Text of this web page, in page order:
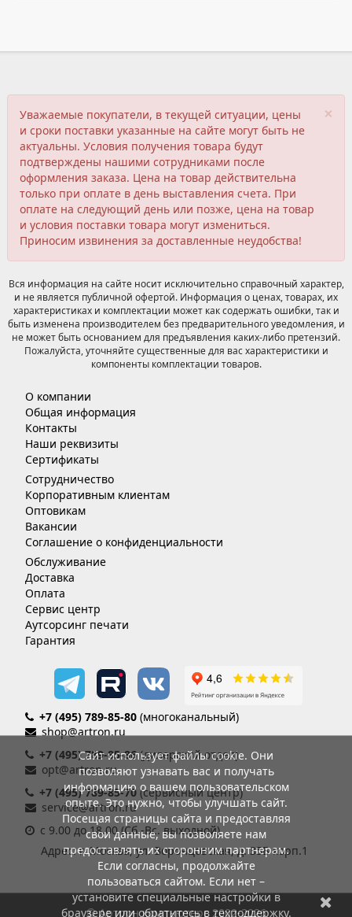
×
Уважаемые покупатели, в текущей ситуации, цены
и сроки поставки указанные на сайте могут быть не
актуальны. Условия получения товара будут
подтверждены нашими сотрудниками после
оформления заказа. Цена на товар действительна
только при оплате в день выставления счета. При
оплате на следующий день или позже, цена на товар
и условия поставки товара могут измениться.
Приносим извинения за доставленные неудобства!
Вся информация на сайте носит исключительно справочный характер,
и не является публичной офертой. Информация о ценах, товарах, их
характеристиках и комплектации может как содержать ошибки, так и
быть изменена производителем без предварительного уведомления, и
не может быть основанием для предъявления каких-либо претензий.
Пожалуйста, уточняйте существенные для вас характеристики и
компоненты комплектации товаров.
О компании
Общая информация
Контакты
Наши реквизиты
Сертификаты
Сотрудничество
Корпоративным клиентам
Оптовикам
Вакансии
Соглашение о конфиденциальности
Обслуживание
Доставка
Оплата
Сервис центр
Аутсорсинг печати
Гарантия
+7 (495) 789-85-80 (многоканальный)
shop@artron.ru
+7 (495) 789-85-86(дилерский отдел)
opt@artron.ru
+7 (495) 789-85-70 (сервисный центр)
service@artron.ru
с 9.00 до 18.00 (Сб.-Вс. выходной)
Адрес: г. Москва, ул. Воронцовская, д. 35Б корп.1
© Артрон компьютерс 2002-2026
Сайт использует файлы cookie. Они
позволяют узнавать вас и получать
информацию о вашем пользовательском
опыте. Это нужно, чтобы улучшать сайт.
Посещая страницы сайта и предоставляя
свои данные, вы позволяете нам
предоставлять их сторонним партнерам.
Если согласны, продолжайте
пользоваться сайтом. Если нет –
установите специальные настройки в
браузере или обратитесь в техподдержку.